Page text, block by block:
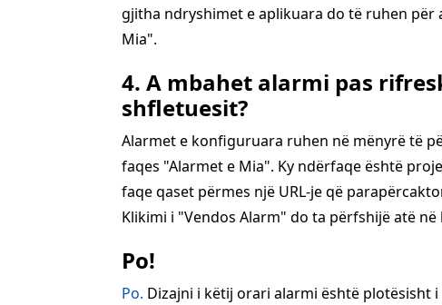
gjitha ndryshimet e aplikuara do të ruhen
Mia".
4. A mbahet alarmi pas
shfletuesit?
Alarmet e konfiguruara ruhen në mënyrë të
faqes "Alarmet e Mia". Ky ndërfaqe është
faqe qaset përmes një URL-je që
Klikimi i "Vendos Alarm" do ta përfshijë atë
Po!
Po. Dizajni i këtij orari alarmi është